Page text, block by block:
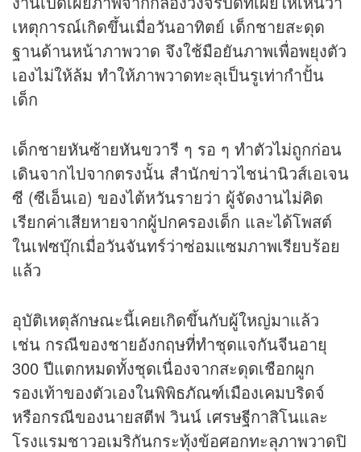
เหตุการณ์เกิดขึ้นเมื่อวันอาทิตย์ เด็กชายสะดุด
ฐานด้านหน้าภาพวาด จึงใช้มือยันภาพเพื่อพยุงตัว
เองไม่ให้ล้ม ทำให้ภาพวาดทะลุเป็นรูเท่ากำปั้น
เด็ก
เด็กชายหันซ้ายหันขวารี ๆ รอ ๆ ทำตัวไม่ถูกก่อน
เดินจากไปจากตรงนั้น สำนักข่าวไชน่านิวส์เอเจน
ซี (ซีเอ็นเอ) ของไต้หวันรายว่า ผู้จัดงานไม่คิด
เรียกค่าเสียหายจากผู้ปกครองเด็ก และได้โพสต์
ในเฟซบุ๊กเมื่อวันจันทร์ว่าซ่อมแซมภาพเรียบร้อย
แล้ว
อุบัติเหตุลักษณะนี้เคยเกิดขึ้นกับผู้ใหญ่มาแล้ว
เช่น กรณีของชายอังกฤษที่ทำชุดแจกันจีนอายุ
300 ปีแตกหมดทั้งชุดเนื่องจากสะดุดเชือกผูก
รองเท้าของตัวเองในพิพิธภัณฑ์เมืองเคมบริดจ์
หรือกรณีของนายสตีฟ วินน์ เศรษฐีกาสิโนและ
โรงแรมชาวอเมริกันกระทุ้งข้อศอกทะลุภาพวาดปิ